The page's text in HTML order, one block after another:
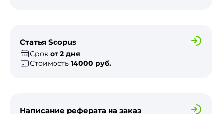
Статья Scopus
Срок от 2 дня
Стоимость 14000 руб.
Написание реферата на заказ